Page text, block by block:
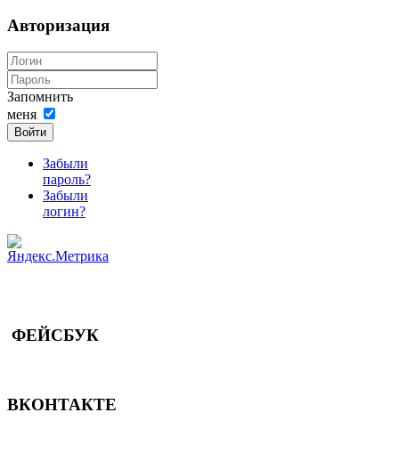
Авторизация
Запомнить
меня
Войти
Забыли
пароль?
Забыли
логин?
ФЕЙСБУК
ВКОНТАКТЕ